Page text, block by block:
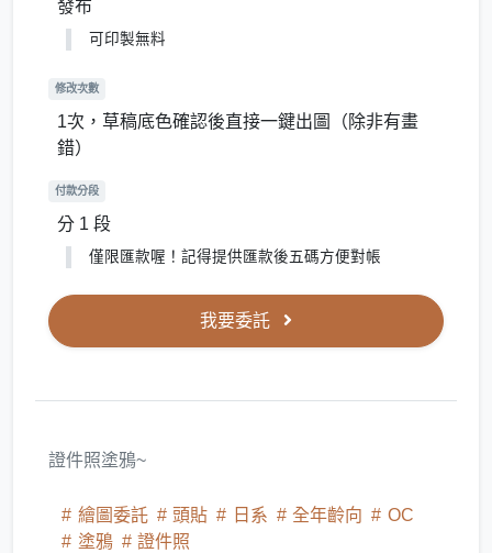
發布
可印製無料
修改次數
1次，草稿底色確認後直接一鍵出圖（除非有畫
錯）
付款分段
分 1 段
僅限匯款喔！記得提供匯款後五碼方便對帳
我要委託
證件照塗鴉~
繪圖委託 頭貼 日系 全年齡向
OC
塗鴉
證件照